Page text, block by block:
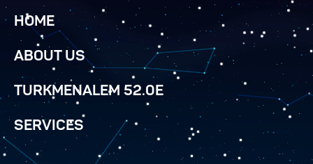
HOME
ABOUT US
TURKMENALEM 52.0E
SERVICES